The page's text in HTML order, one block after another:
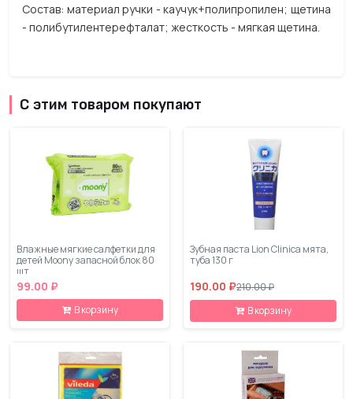
Состав: материал ручки - каучук+полипропилен; щетина
- полибутилентерефталат; жесткость - мягкая щетина.
С этим товаром покупают
Влажные мягкие салфетки для
детей Moony запасной блок 80
шт
99.00 ₽
В корзину
Зубная паста Lion Clinica мята,
туба 130 г
190.00 ₽210.00 ₽
В корзину